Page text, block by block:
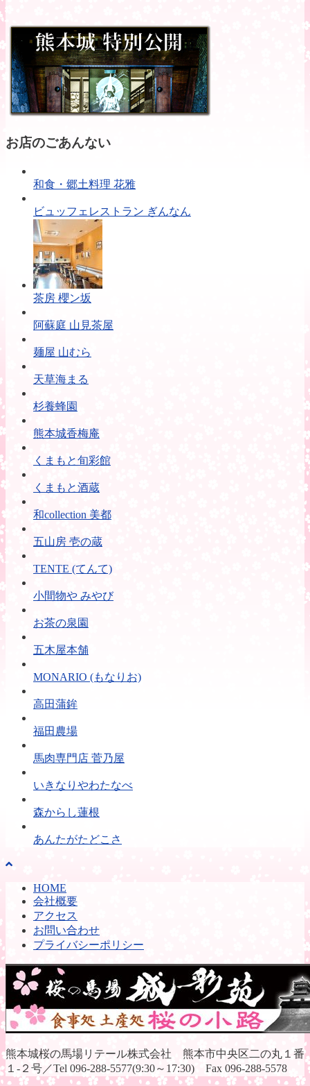
お店のごあんない
和食・郷土料理 花雅
ビュッフェレストラン ぎんなん
茶房 櫻ン坂
阿蘇庭 山見茶屋
麺屋 山むら
天草海まる
杉養蜂園
熊本城香梅庵
くまもと旬彩館
くまもと酒蔵
和collection 美都
五山房 壱の蔵
TENTE (てんて)
小間物や みやび
お茶の泉園
五木屋本舗
MONARIO (もなりお)
高田蒲鉾
福田農場
馬肉専門店 菅乃屋
いきなりやわたなべ
森からし蓮根
あんたがたどこさ
HOME
会社概要
アクセス
お問い合わせ
プライバシーポリシー
熊本城桜の馬場リテール株式会社 熊本市中央区二の丸１番
１-２号／Tel 096-288-5577(9:30～17:30) Fax 096-288-5578